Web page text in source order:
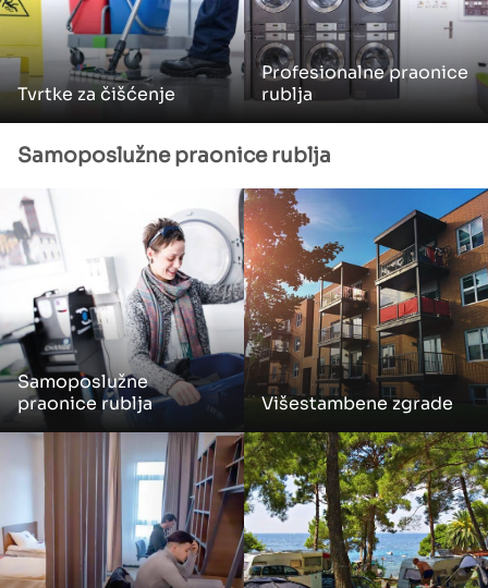
Tvrtke za čišćenje
Profesionalne praonice
rublja
Samoposlužne praonice rublja
Samoposlužne
praonice rublja
Višestambene zgrade